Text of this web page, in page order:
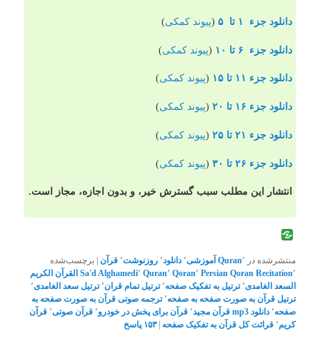
دانلود جزء ۱ تا ۵ (پیوند کمکی)
دانلود جزء ۶ تا ۱۰ (پیوند کمکی)
دانلود جزء ۱۱ تا ۱۵ (پیوند کمکی)
دانلود جزء ۱۶ تا ۲۰ (پیوند کمکی)
دانلود جزء ۲۱ تا ۲۵ (پیوند کمکی)
دانلود جزء ۲۶ تا ۳۰ (پیوند کمکی)
انتشار این مطلب سبب گسترش خیر، و بدون اجازه، مجاز است.
منتشرشده در Quran٬ آموزشی٬ دانلود٬ روزنوشت٬ قرآن |برچسب‌شده
Persian Qoran Recitation٬ Qoran٬ Quran٬ Sa'd Alghamedi٬
القرآن الکریم
السعد الغامدی٬ ترتیل به تفکیک صفحه٬ ترتیل تمام قران٬ ترتیل سعد الغامدی٬
ترتیل قرآن به صورت صفحه به صفحه٬ ترجمه صوتی قرآن به صورت صفحه به
صفحه٬ دانلود mp3 قرآن مجید ٬ قرآن برای پخش در خودرو٬ قرآن صوتی٬ قرآن
کریم٬ قرائت کل قرآن به تفکیک صفحه |۱۵۳ پاسخ